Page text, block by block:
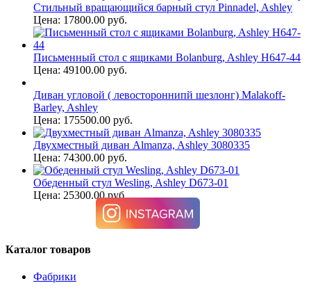
Стильный вращающийся барный стул Pinnadel, Ashley
Цена: 17800.00 руб.
Письменный стол с ящиками Bolanburg, Ashley H647-44
Цена: 49100.00 руб.
Диван угловой ( левостороннипй шезлонг) Malakoff-
Barley, Ashley
Цена: 175500.00 руб.
Двухместный диван Almanza, Ashley 3080335
Цена: 74300.00 руб.
Обеденный стул Wesling, Ashley D673-01
Цена: 25300.00 руб.
Каталог товаров
Фабрики